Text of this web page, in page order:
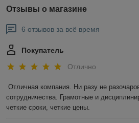
Отзывы о магазине
6 отзывов за всё время
Покупатель
Отлично
Отличная компания. Ни разу не
сотрудничества. Грамотные и
четкие сроки, четкие цены.